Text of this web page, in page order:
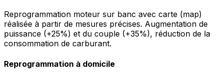
Reprogrammation moteur sur banc avec carte (map)
réalisée à partir de mesures précises. Augmentation de
puissance (+25%) et du couple (+35%), réduction de la
consommation de carburant.
Reprogrammation à domicile